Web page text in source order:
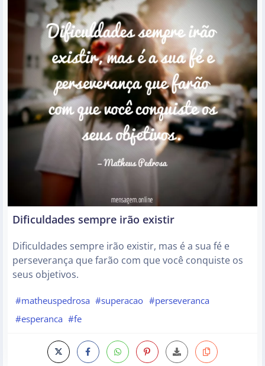
Dificuldades sempre irão existir
Dificuldades sempre irão existir, mas é a sua fé e
perseverança que farão com que você conquiste os
seus objetivos.
#matheuspedrosa #superacao #perseveranca
#esperanca #fe